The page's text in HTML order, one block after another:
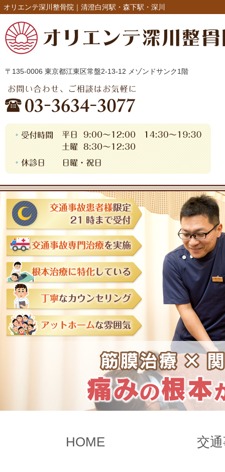
オリエンテ深川整骨院｜清澄白河駅・森下駅・深川
〒135-0006 東京都江東区常盤2-13-12 メゾンドサンク1階
HOME 交